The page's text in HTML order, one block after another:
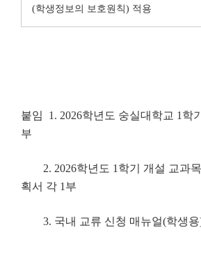
(학생정보의 보호원칙) 적용
붙임 1. 2026학년도 숭실대학교 1학
부
2. 2026학년도 1학기 개설 교과목
획서 각 1부
3. 국내 교류 신청 매뉴얼(학생용